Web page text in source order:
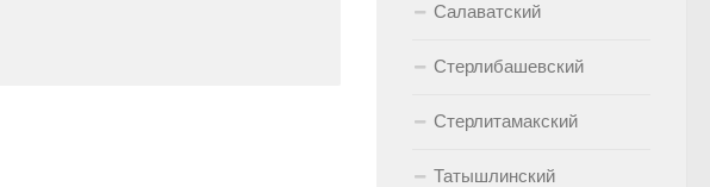
Салаватский
Стерлибашевский
Стерлитамакский
Татышлинский